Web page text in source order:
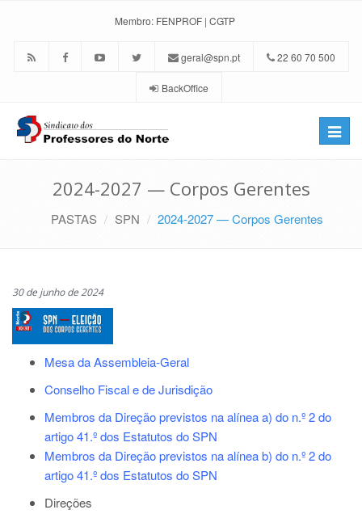
Membro: FENPROF | CGTP
geral@spn.pt 22 60 70 500
BackOffice
Toggle
2024-2027 — Corpos Gerentes
PASTAS SPN 2024-2027 — Corpos Gerentes
30 de junho de 2024
Mesa da Assembleia-Geral
Conselho Fiscal e de Jurisdição
Membros da Direção previstos na alínea a) do n.º 2 do
artigo 41.º dos Estatutos do SPN
Membros da Direção previstos na alínea b) do n.º 2 do
artigo 41.º dos Estatutos do SPN
Direções